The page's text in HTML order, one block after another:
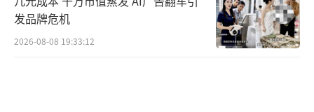
发品牌危机
2026-08-08 19:33:12